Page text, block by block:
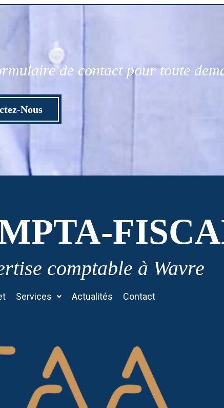
de contact pour toute
Nous
comptable à Wavre
Services Actualités Contact